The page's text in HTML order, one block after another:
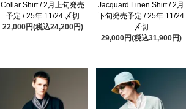
Collar Shirt / 2月上旬発売
予定 / 25年 11/24 〆切
22,000円(税込24,200円)
Jacquard Linen Shirt / 2月
下旬発売予定 / 25年 11/24
〆切
29,000円(税込31,900円)